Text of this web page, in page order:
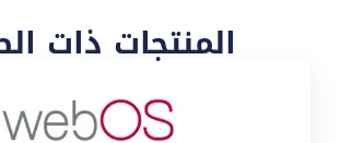
المنتجات ذات